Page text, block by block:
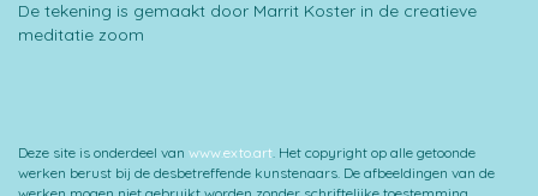
De tekening is gemaakt door Marrit Koster in de creatieve
meditatie zoom
Deze site is onderdeel van www.exto.art . Het copyright op alle getoonde
werken berust bij de desbetreffende kunstenaars. De afbeeldingen van de